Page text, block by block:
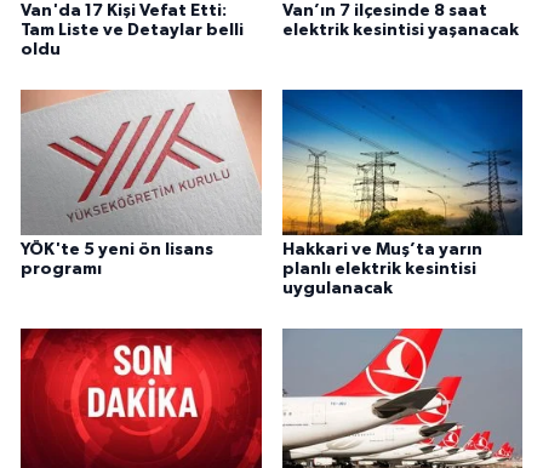
Van'da 17 Kişi Vefat Etti:
Tam Liste ve Detaylar belli
oldu
Van’ın 7 ilçesinde 8 saat
elektrik kesintisi yaşanacak
YÖK'te 5 yeni ön lisans
programı
Hakkari ve Muş’ta yarın
planlı elektrik kesintisi
uygulanacak